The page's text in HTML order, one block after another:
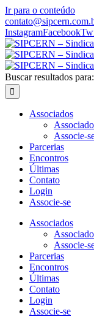
Ir para o conteúdo
InstagramFacebook
Buscar resultados para:
Associados
Associe-
Parcerias
Encontros
Últimas
Contato
Login
Associe-se
Associados
Associe-
Parcerias
Encontros
Últimas
Contato
Login
Associe-se